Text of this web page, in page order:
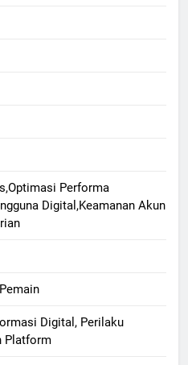
Performa
Digital,Keamanan Akun
Digital, Perilaku
Platform